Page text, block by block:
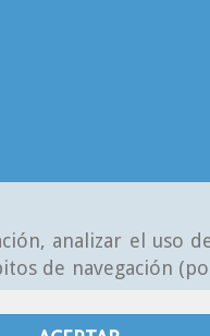
analizar el uso
de navegación